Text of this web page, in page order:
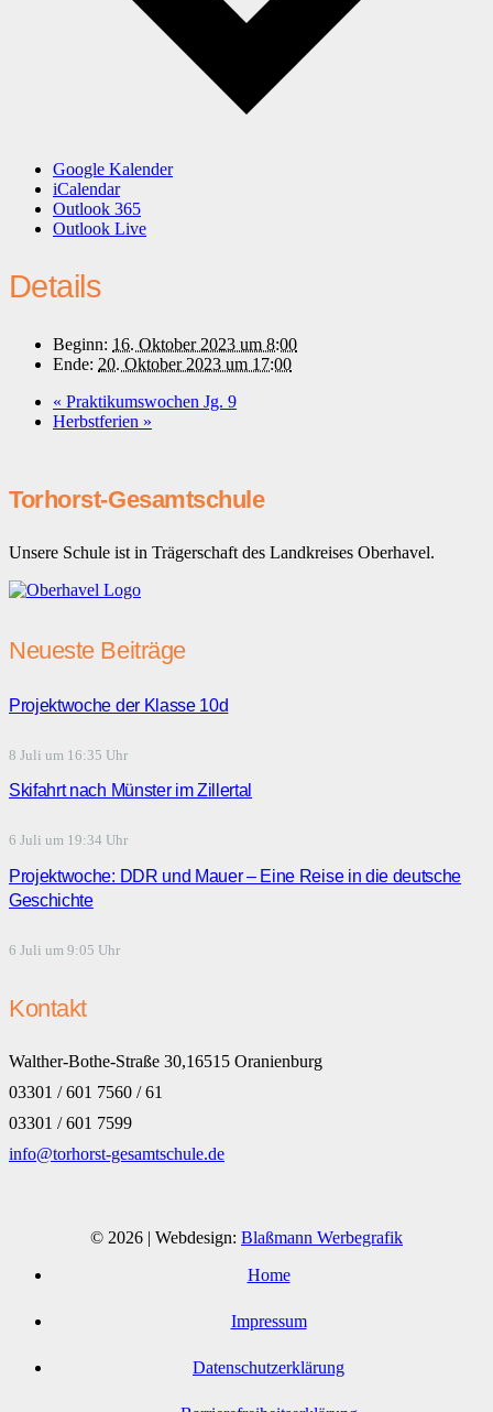
Google Kalender
iCalendar
Outlook 365
Outlook Live
Details
Beginn: 16. Oktober 2023 um 8:00
Ende: 20. Oktober 2023 um 17:00
« Praktikumswochen Jg. 9
Herbstferien »
Torhorst-Gesamtschule
Unsere Schule ist in Trägerschaft des Landkreises Oberhavel.
Neueste Beiträge
Projektwoche der Klasse 10d
8 Juli um 16:35 Uhr
Skifahrt nach Münster im Zillertal
6 Juli um 19:34 Uhr
Projektwoche: DDR und Mauer – Eine Reise in die deutsche
Geschichte
6 Juli um 9:05 Uhr
Kontakt
Walther-Bothe-Straße 30,16515 Oranienburg
03301 / 601 7560 / 61
03301 / 601 7599
info@torhorst-gesamtschule.de
© 2026 | Webdesign: Blaßmann Werbegrafik
Home
Impressum
Datenschutzerklärung